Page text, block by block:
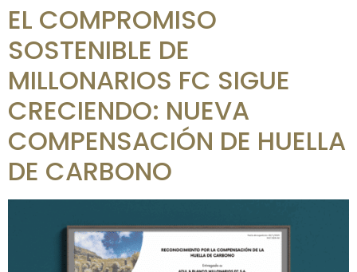
EL COMPROMISO
SOSTENIBLE DE
MILLONARIOS FC SIGUE
CRECIENDO: NUEVA
COMPENSACIÓN DE HUELLA
DE CARBONO